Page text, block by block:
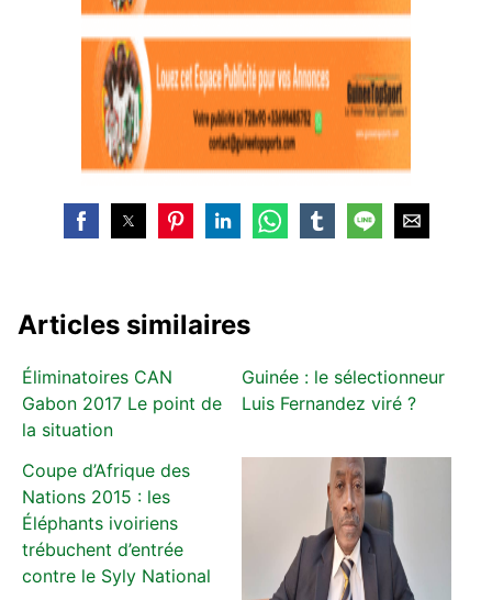
Articles similaires
Éliminatoires CAN
Gabon 2017 Le point de
la situation
Guinée : le sélectionneur
Luis Fernandez viré ?
Coupe d’Afrique des
Nations 2015 : les
Éléphants ivoiriens
trébuchent d’entrée
contre le Syly National